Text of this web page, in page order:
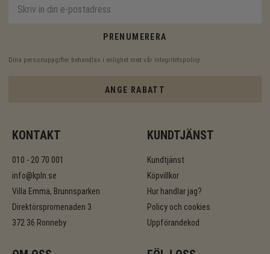
PRENUMERERA
Dina personuppgifter behandlas i enlighet med vår integritetspolicy
ANGE RABATT
KONTAKT
010 - 20 70 001
info@kpln.se
Villa Emma, Brunnsparken
Direktörspromenaden 3
372 36 Ronneby
KUNDTJÄNST
Kundtjänst
Köpvillkor
Hur handlar jag?
Policy och cookies
Uppförandekod